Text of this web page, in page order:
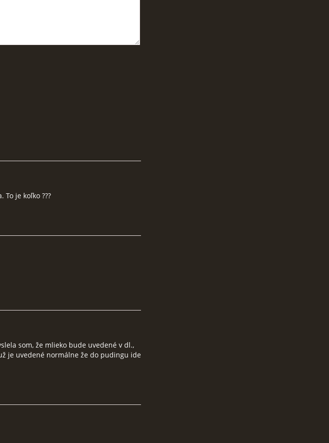
je koľko ???
som, že mlieko bude uvedené v dl.,
je uvedené normálne že do pudingu ide